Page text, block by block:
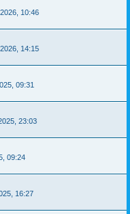
10:46
14:15
09:31
23:03
09:24
16:27